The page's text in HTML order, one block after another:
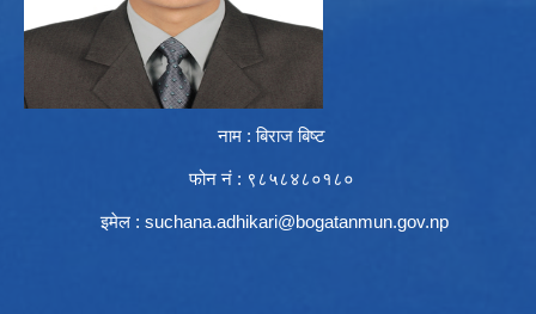
नाम : बिराज बिष्ट
फोन नं : ९८५८४८०१८०
इमेल : suchana.adhikari@bogatanmun.gov.np